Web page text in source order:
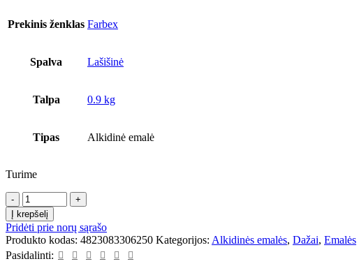
Prekinis ženklas Farbex
Spalva Lašišinė
Talpa 0.9 kg
Tipas Alkidinė emalė
Turime
produkto
kiekis:
Alkidinė
emalė
FARBEX
PF-
Į krepšelį
Pridėti prie norų sąrašo
Produkto kodas: 4823083306250 Kategorijos: Alkidinės emalės, Dažai, Emalės
Pasidalinti: